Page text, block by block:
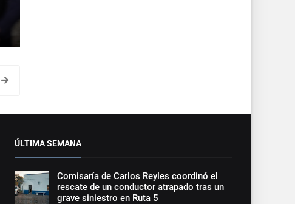
ÚLTIMA SEMANA
Comisaría de Carlos Reyles coordinó el
rescate de un conductor atrapado tras un
grave siniestro en Ruta 5